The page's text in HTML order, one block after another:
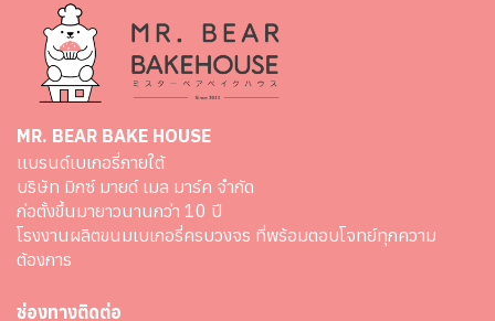
MR. BEAR BAKE HOUSE
เเบรนด์เบเกอรี่ภายใต้
บริษัท มิกซ์ มายด์ เมล มาร์ค จำกัด
ก่อตั้งขึ้นมายาวนานกว่า 10 ปี
โรงงานผลิตขนมเบเกอรี่ครบวงจร ที่พร้อมตอบโจทย์ทุกความ
ต้องการ
ช่องทางติดต่อ